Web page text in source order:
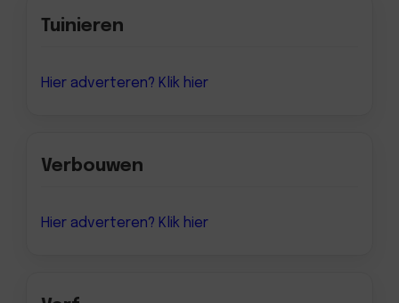
Tuinieren
Hier adverteren? Klik hier
Verbouwen
Hier adverteren? Klik hier